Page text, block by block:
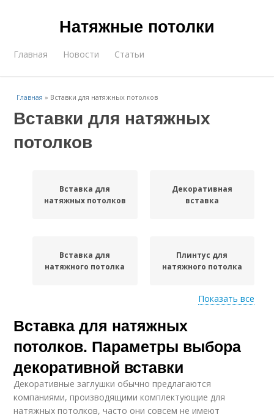
Натяжные потолки
Главная Новости Статьи
Главная » Вставки для натяжных потолков
Вставки для натяжных
потолков
Вставка для
натяжных потолков
Декоративная
вставка
Вставка для
натяжного потолка
Плинтус для
натяжного потолка
Образная вставка Натяжные потолки
Декоративные
вставки
Цветная вставка
Показать все
Вставка для натяжных
потолков. Параметры выбора
декоративной вставки
Декоративные заглушки обычно предлагаются
компаниями, производящими комплектующие для
натяжных потолков, часто они совсем не имеют